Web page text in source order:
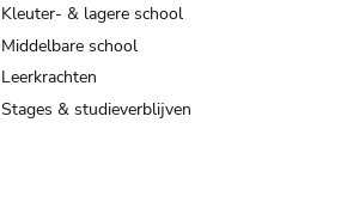
Kleuter- & lagere school
Middelbare school
Leerkrachten
Stages & studieverblijven